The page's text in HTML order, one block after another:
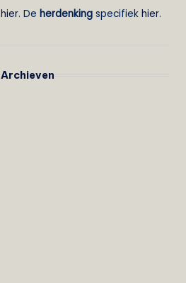
hier. De herdenking specifiek hier.
Archieven